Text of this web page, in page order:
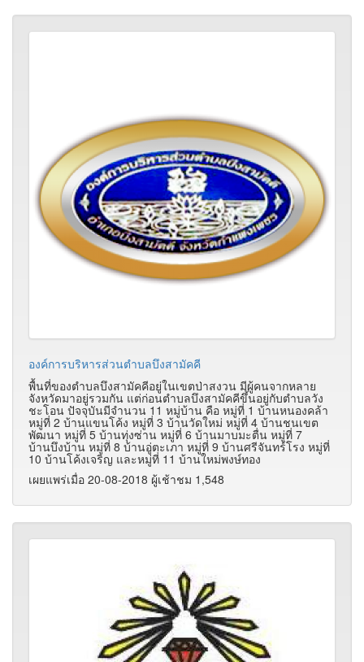
องค์การบริหารส่วนตําบลบึงสามัคคี
พื้นที่ของตำบลบึงสามัคคีอยู่ในเขตป่าสงวน มีผู้คนจากหลาย
จังหวัดมาอยู่รวมกัน แต่ก่อนตำบลบึงสามัคคีขึ้นอยู่กับตำบลวัง
ชะโอน ปัจจุบันมีจำนวน 11 หมู่บ้าน คือ หมู่ที่ 1 บ้านหนองคล้า
หมู่ที่ 2 บ้านแขนโค้ง หมู่ที่ 3 บ้านวัดใหม่ หมู่ที่ 4 บ้านชนเขต
พัฒนา หมู่ที่ 5 บ้านทุ่งซ่าน หมู่ที่ 6 บ้านมาบมะตื่น หมู่ที่ 7
บ้านบึงบ้าน หมู่ที่ 8 บ้านอู่ตะเภา หมู่ที่ 9 บ้านศรีจันทร์โรง หมู่ที่
10 บ้านโค้งเจริญ และหมู่ที่ 11 บ้านใหม่พงษ์ทอง
เผยแพร่เมื่อ 20-08-2018 ผู้เช้าชม 1,548